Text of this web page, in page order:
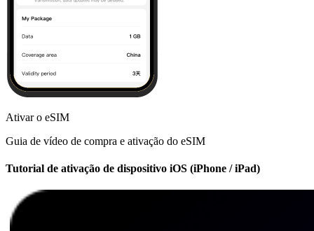
Ativar o eSIM
Guia de vídeo de compra e ativação do eSIM
Tutorial de ativação de dispositivo iOS (iPhone / iPad)